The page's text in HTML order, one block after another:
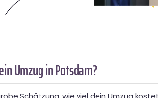
Umzug in Potsdam?